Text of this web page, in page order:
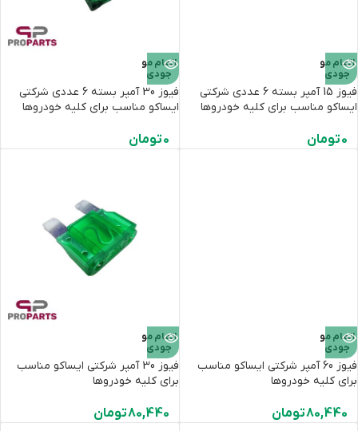
اتمام مو
جودی
فیوز 15 آمپر بسته 6 عددی شرکتی
ایساکو مناسب برای کلیه خودروها
0تومان
اتمام مو
جودی
فیوز 30 آمپر بسته 6 عددی شرکتی
ایساکو مناسب برای کلیه خودروها
0تومان
اتمام مو
جودی
فیوز 60 آمپر شرکتی ایساکو مناسب
برای کلیه خودروها
80,440تومان
اتمام مو
جودی
فیوز 30 آمپر شرکتی ایساکو مناسب
برای کلیه خودروها
80,440تومان